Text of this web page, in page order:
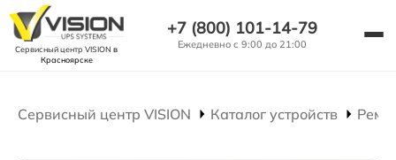
Сервисный центр VISION в
Красноярске
+7 (800) 101-14-79
Ежедневно с 9:00 до 21:00
Сервисный центр VISION Каталог устройств